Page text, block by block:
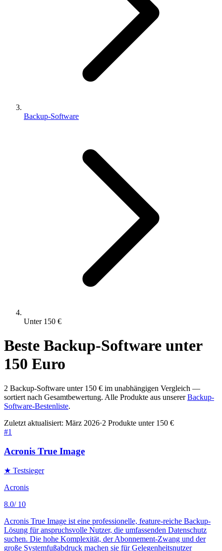
Backup-Software
Unter 150 €
Beste Backup-Software unter
150 Euro
2 Backup-Software unter 150 € im unabhängigen Vergleich —
sortiert nach Gesamtbewertung. Alle Produkte aus unserer Backup-
Software-Bestenliste.
Zuletzt aktualisiert: März 2026·2 Produkte unter 150 €
#1
Acronis True Image
★ Testsieger
Acronis
8.0/ 10
Acronis True Image ist eine professionelle, feature-reiche Backup-
Lösung für anspruchsvolle Nutzer, die umfassenden Datenschutz
suchen. Die hohe Komplexität, der Abonnement-Zwang und der
große Systemfußabdruck machen sie für Gelegenheitsnutzer